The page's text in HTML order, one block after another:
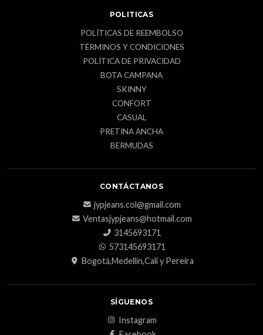
POLITICAS
POLÍTICAS DE REEMBOLSO
TÉRMINOS Y CONDICIONES
POLÍTICA DE PRIVACIDAD
BOTA CAMPANA
SKINNY
CONFORT
CASUAL
PRETINA ANCHA
BERMUDAS
CONTÁCTANOS
jypjeans.col@gmail.com
Ventasjypjeans@hotmail.com
3145693171
573145693171
Bogotá,Medellin,Cali y Pereira
SÍGUENOS
Instagram